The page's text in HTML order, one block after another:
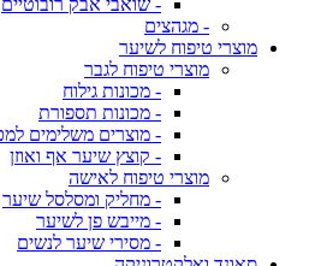
- שואבי אבק רובוטיים
- מגהצים
מוצרי טיפוח לשיער
מוצרי טיפוח לגבר
- מכונות גילוח
- מכונות תספורת
- מוצרים משלימים
- קוצץ שיער אף ואוזן
מוצרי טיפוח לאישה
- מחליק ומסלסל שיער
- מייבש פן לשיער
- מסירי שיער לנשים